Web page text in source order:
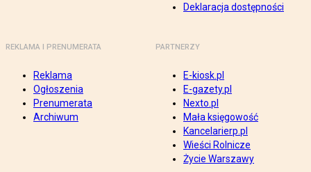
Deklaracja dostępności
REKLAMA I PRENUMERATA
Reklama
Ogłoszenia
Prenumerata
Archiwum
PARTNERZY
E-kiosk.pl
E-gazety.pl
Nexto.pl
Mała księgowość
Kancelarierp.pl
Wieści Rolnicze
Życie Warszawy